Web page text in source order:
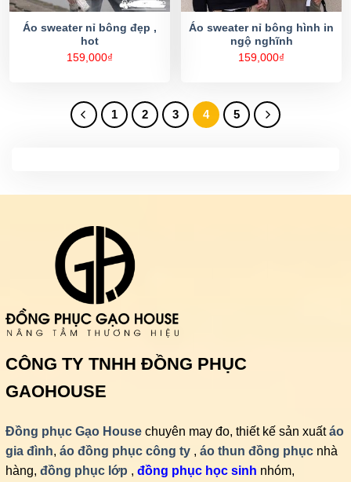
Áo sweater nỉ bông đẹp ,
hot
159,000₫
Áo sweater nỉ bông hình in
ngộ nghĩnh
159,000₫
1 2 3 4 5
CÔNG TY TNHH ĐỒNG PHỤC
GAOHOUSE
Đồng phục Gạo Housechuyên may đo, thiết kế sản xuấtáo
gia đình, áo đồng phục công ty, áo thun đồng phụcnhà
hàng, đồng phục lớp , đồng phục học sinh nhóm,